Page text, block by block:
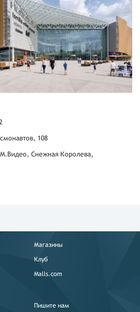
108
Снежная Королева,
Магазины
Клуб
Malls.com
Пишите нам